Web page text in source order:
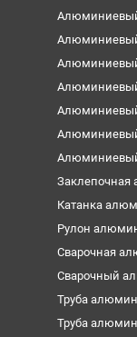
Заклепочная
Катанка
Рулон
Сварочная
Сварочный
Труба
Труба